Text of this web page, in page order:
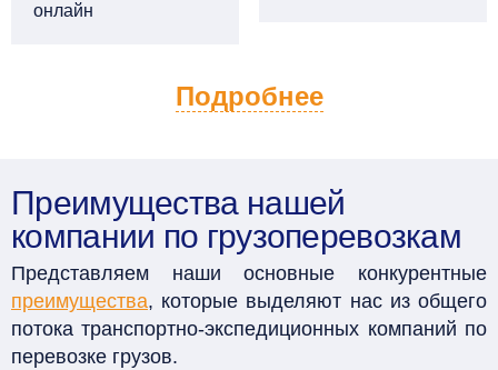
онлайн
Подробнее
Преимущества нашей
компании по грузоперевозкам
Представляем наши основные конкурентные
преимущества, которые выделяют нас из общего
потока транспортно-экспедиционных компаний по
перевозке грузов.